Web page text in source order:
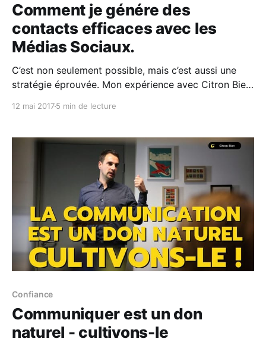
Comment je génére des
contacts efficaces avec les
Médias Sociaux.
C’est non seulement possible, mais c’est aussi une
stratégie éprouvée. Mon expérience avec Citron Bien
création de plateformes comme Clubhouse
12 mai 20175 min de lecture
Confiance
Communiquer est un don
naturel - cultivons-le